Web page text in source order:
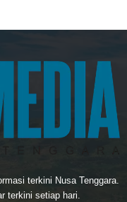
terkini Nusa Tenggara.
terkini setiap hari.